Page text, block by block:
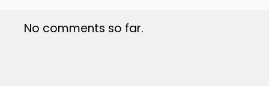
No comments so far.